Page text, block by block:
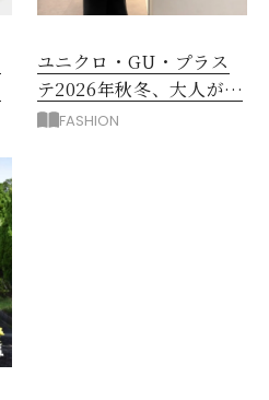
ユニクロ・GU・プラス
テ2026年秋冬、大人が着
たい新作服は？
FASHION